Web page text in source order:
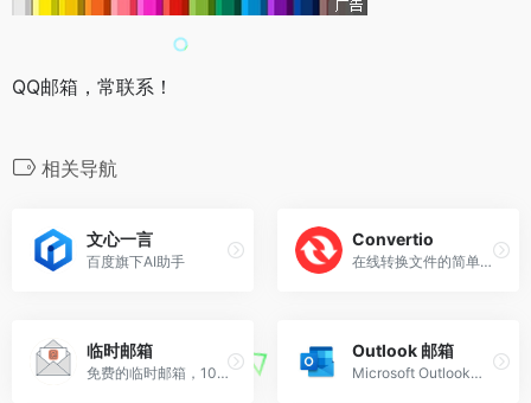
QQ邮箱，常联系！
相关导航
文心一言
百度旗下AI助手
Convertio
在线转换文件的简单工具。支持超过309种不同的文档、图像、电子表格、电子书、文档、演示文稿、音频和视频格式。
临时邮箱
免费的临时邮箱，10分钟邮箱
Outlook 邮箱
Microsoft Outlook（以前称为 Hotmail）：免费的电子邮件和日历 8 0